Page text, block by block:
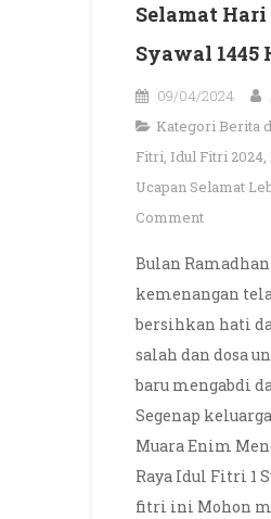
Selamat
Syawal 1445
09/04/2024
Kategori Berita
Fitri, Idul Fitri 2024,
Ucapan Selamat
Commenton
Hari
Raya
Idul
Fitri
1
Syawal
1445
H
Bulan
kemenangan
bersihkan hati
salah dan dosa
baru mengabdi
Segenap
Muara Enim
Raya Idul Fitri 1
fitri ini Mohon